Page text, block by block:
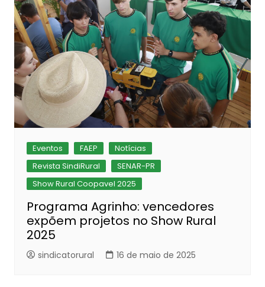
Eventos FAEP
Notícias
Revista SindiRural
SENAR-PR
Show Rural Coopavel 2025
Programa Agrinho: vencedores
expõem projetos no Show Rural
2025
sindicatorural 16 de maio de 2025